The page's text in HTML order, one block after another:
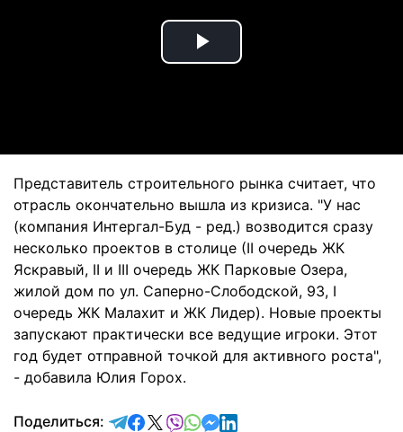
Play
Представитель строительного рынка считает, что
отрасль окончательно вышла из кризиса. "У нас
(компания Интергал-Буд - ред.) возводится сразу
несколько проектов в столице (ІІ очередь ЖК
Яскравый, ІІ и ІІІ очередь ЖК Парковые Озера,
жилой дом по ул. Саперно-Слободской, 93, І
очередь ЖК Малахит и ЖК Лидер). Новые проекты
запускают практически все ведущие игроки. Этот
год будет отправной точкой для активного роста",
- добавила Юлия Горох.
Поделиться: отправить в Telegram
поделиться в Facebook
поделиться в X
отправить в Viber
отправить в Whatsapp
отправить в Messenger
отправить в LinkedIn